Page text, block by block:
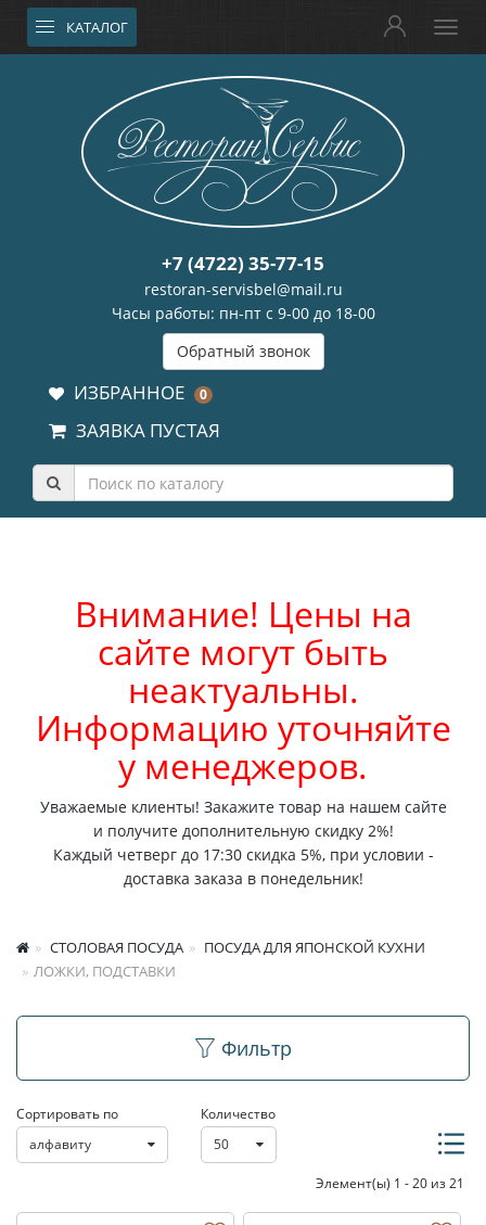
КАТАЛОГ
+7 (4722) 35-77-15
restoran-servisbel@mail.ru
Часы работы: пн-пт с 9-00 до 18-00
Обратный звонок
ИЗБРАННОЕ 0
ЗАЯВКА ПУСТАЯ
Внимание! Цены на
сайте могут быть
неактуальны.
Информацию уточняйте
у менеджеров.
Уважаемые клиенты! Закажите товар на нашем сайте
и получите дополнительную скидку 2%!
Каждый четверг до 17:30 скидка 5%, при условии -
доставка заказа в понедельник!
СТОЛОВАЯ ПОСУДА
ПОСУДА ДЛЯ ЯПОНСКОЙ КУХНИ
ЛОЖКИ, ПОДСТАВКИ
Ложки, подставки
Фильтр
Сортировать по
алфавиту
Количество
50
Элемент(ы) 1 - 20 из 21